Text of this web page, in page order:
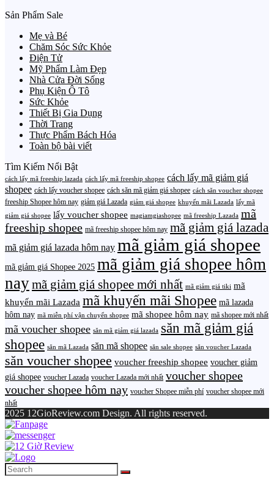
Sản Phẩm Sale
Mẹ và Bé
Chăm Sóc Sức Khỏe
Điện Tử
Mỹ Phẩm Làm Đẹp
Nhà Cửa Đời Sống
Phụ Kiện Ô Tô
Sức Khỏe
Thiết Bị Gia Dụng
Thời Trang
Thực Phẩm Bách Hóa
Toàn bộ bài viết
Tìm Kiếm Nổi Bật
cách lấy mã freeship lazada cách lấy mã freeship shopee cách lấy mã giảm giá
shopee cách lấy voucher shopee cách săn mã giảm giá shopee cách săn voucher shopee
freeship Shopee hôm nay giảm giá Lazada giảm giá shopee khuyến mãi Lazada lấy mã
giảm giá shopee lấy voucher shopee magiamgiashopee mã freeship Lazada mã
freeship shopee mã freeship shopee hôm nay mã giảm giá lazada
mã giảm giá lazada hôm nay mã giảm giá shopee
mã giảm giá Shopee 2025 mã giảm giá shopee hôm
naymã giảm giá shopee mới nhất mã giảm giá tiki mã
khuyến mãi Lazada mã khuyến mãi Shopee mã lazada
hôm nay mã miễn phí vận chuyển shopee mã shopee hôm nay mã shopee mới nhất
mã voucher shopee săn mã giảm giá lazada săn mã giảm giá
shopee săn mã Lazada săn mã shopee săn sale shopee săn voucher Lazada
săn voucher shopee voucher freeship shopee voucher giảm
giá shopee voucher Lazada voucher Lazada mới nhất voucher shopee
voucher shopee hôm nay voucher Shopee miễn phí voucher shopee mới
nhất
2025 12GioReview.com Design. All rights reserved.